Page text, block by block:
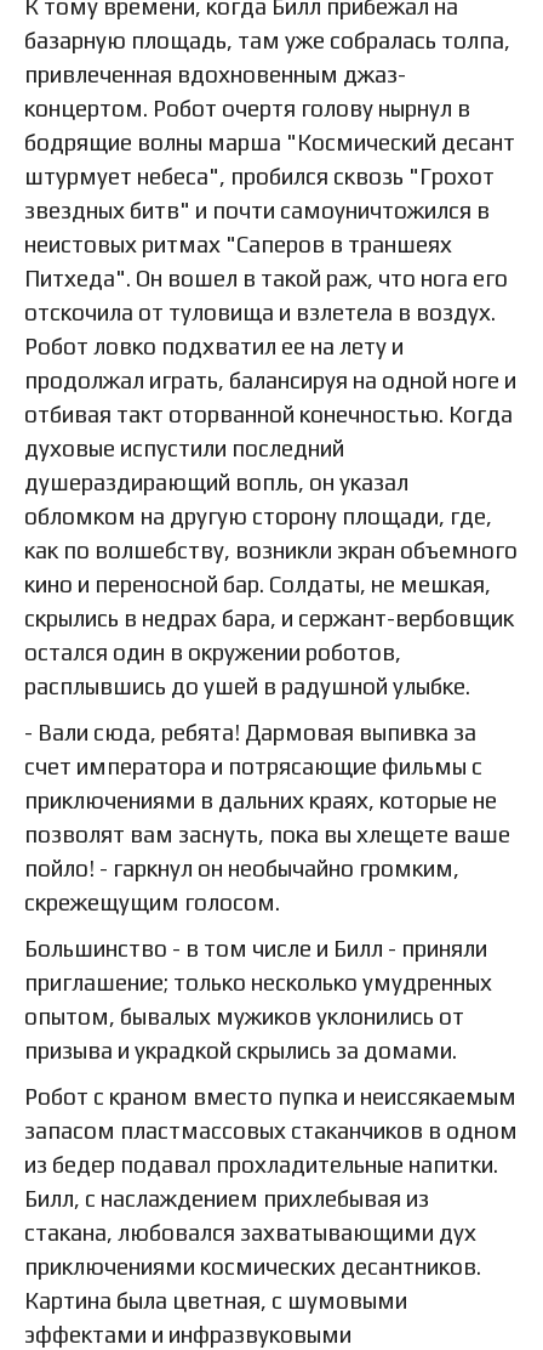
К тому времени, когда Билл прибежал на
базарную площадь, там уже собралась толпа,
привлеченная вдохновенным джаз-
концертом. Робот очертя голову нырнул в
бодрящие волны марша "Космический десант
штурмует небеса", пробился сквозь "Грохот
звездных битв" и почти самоуничтожился в
неистовых ритмах "Саперов в траншеях
Питхеда". Он вошел в такой раж, что нога его
отскочила от туловища и взлетела в воздух.
Робот ловко подхватил ее на лету и
продолжал играть, балансируя на одной ноге и
отбивая такт оторванной конечностью. Когда
духовые испустили последний
душераздирающий вопль, он указал
обломком на другую сторону площади, где,
как по волшебству, возникли экран объемного
кино и переносной бар. Солдаты, не мешкая,
скрылись в недрах бара, и сержант-вербовщик
остался один в окружении роботов,
расплывшись до ушей в радушной улыбке.
- Вали сюда, ребята! Дармовая выпивка за
счет императора и потрясающие фильмы с
приключениями в дальних краях, которые не
позволят вам заснуть, пока вы хлещете ваше
пойло! - гаркнул он необычайно громким,
скрежещущим голосом.
Большинство - в том числе и Билл - приняли
приглашение; только несколько умудренных
опытом, бывалых мужиков уклонились от
призыва и украдкой скрылись за домами.
Робот с краном вместо пупка и неиссякаемым
запасом пластмассовых стаканчиков в одном
из бедер подавал прохладительные напитки.
Билл, с наслаждением прихлебывая из
стакана, любовался захватывающими дух
приключениями космических десантников.
Картина была цветная, с шумовыми
эффектами и инфразвуковыми